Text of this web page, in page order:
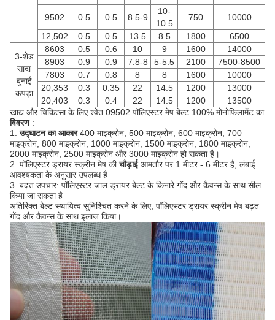
9502 0.5 0.5 8.5-9
10-
10.5
750
10000
12,502
0.5 0.5 13.5 8.5 1800 6500
3-शेड
सादा
बुनाई
कपड़ा
8603 0.5 0.6 10 9 1600
14000
8903
0.9 0.9 7.8-8 5-5.5 2100
7500-8500
7803
0.7 0.8 8 8 1600
10000
20,353
0.3 0.35 22 14.5 1200
13000
20,403
0.3 0.4 22 14.5 1200
13500
खाद्य और चिकित्सा के लिए श्वेत 09502 पॉलिएस्टर मेष बेल्ट 100% मोनोफिलामेंट का
विवरण:
1.उद्घाटन का आकार400 माइक्रोन, 500 माइक्रोन, 600 माइक्रोन, 700
माइक्रोन, 800 माइक्रोन, 1000 माइक्रोन, 1500 माइक्रोन, 1800 माइक्रोन,
2000 माइक्रोन, 2500 माइक्रोन और 3000 माइक्रोन हो सकता है।
2. पॉलिएस्टर ड्रायर स्क्रीन मेष कीचौड़ाईआमतौर पर 1 मीटर - 6 मीटर है, लंबाई
आवश्यकता के अनुसार उपलब्ध है
3. बढ़त उपचार: पॉलिएस्टर जाल ड्रायर बेल्ट के किनारे गोंद और कैवन्स के साथ सील
किया जा सकता है
अतिरिक्त बेल्ट स्थायित्व सुनिश्चित करने के लिए, पॉलिएस्टर ड्रायर स्क्रीन मेष बढ़त
गोंद और कैवन्स के साथ इलाज किया।